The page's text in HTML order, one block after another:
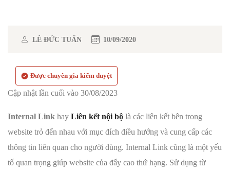
LÊ ĐỨC TUẤN 10/09/2020
Được chuyên gia kiểm duyệt
Cập nhật lần cuối vào 30/08/2023
Internal Link hay Liên kết nội bộ là các liên kết bên trong
website trỏ đến nhau với mục đích điều hướng và cung cấp các
thông tin liên quan cho người dùng. Internal Link cũng là một yếu
tố quan trọng giúp website của đẩy cao thứ hạng. Sử dụng từ